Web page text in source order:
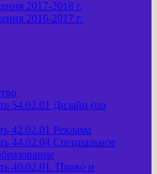
2017-2018 г.
2016-2017 г.
54.02.01 Дизайн (по
42.02.01 Реклама
44.02.04 Специальное
40.02.01. Право и